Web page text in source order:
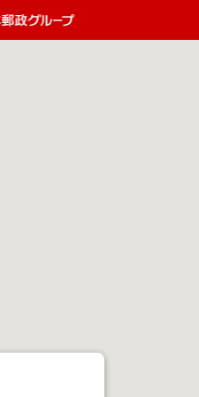
郵便局・日本郵政グループ